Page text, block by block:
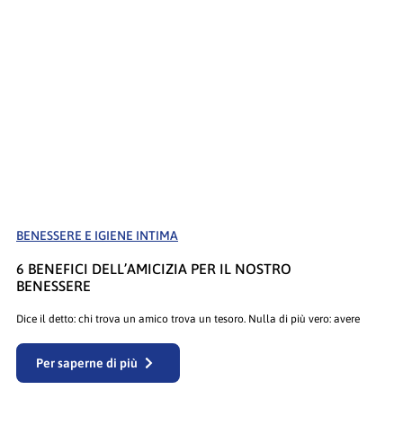
BENESSERE E IGIENE INTIMA
6 BENEFICI DELL’AMICIZIA PER IL NOSTRO
BENESSERE
Dice il detto: chi trova un amico trova un tesoro. Nulla di più vero: avere
Per saperne di più